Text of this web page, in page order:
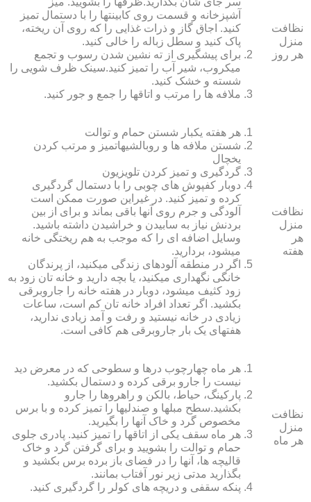
نظافت
منزل
هر روز
آشپزخانه و قسمت روی کابینت‏ها را با دستمال تمیز
کنید. اجاق گاز و ذرات غذایی را که روی آن ریخته،
پاک کنید و سطل زباله را خالی کنید.
برای پیشگیری از ته نشین شدن رسوب و تجمع
میکروب، شیر آب را تمیز کنید.سینک ظرف شویی را
شسته و خشک کنید.
ملافه‏ ها را مرتب و اتاق‏ها را جمع و جور کنید.
نظافت
منزل
هر
هفته
هر هفته یکبار شستن حمام و توالت
شستن ملافه‏ ها و روبالشی‎هاتمیز و مرتب کردن
یخچال
گردگیری و تمیز کردن تلویزیون
دوبار کفپوش‏ های چوبی را با دستمال گردگیری
کرده و تمیز کنید. در غیراین صورت ممکن است
آلودگی و جرم روی آنها باقی بماند و برای از بین
بردنش نیاز به سابیدن و خراشیدن داشته باشید.
وسایل اضافه ای را که موجب به هم ریختگی خانه
می‏شود، بردارید.
اگر در منطقه آلوده‏ای زندگی می‏کنید، از پرندگان
خانگی نگهداری می‏کنید، یا بچه دارید و خانه‏ تان زود به
زود کثیف می‏شود، دوبار در هفته خانه را جاروبرقی
بکشید. اگر تعداد افراد خانه ‏تان کم است، ساعات
زیادی در خانه نیستید و رفت و آمد زیادی ندارید،
هفته‏ای یک بار جاروبرقی هم کافی است.
نظافت
منزل
هر ماه
هر ماه چهارچوب درها و سطوحی که در معرض دید
نیست را جارو برقی کرده و دستمال بکشید.
پارکینگ، حیاط، بالکن و راهروها را جارو
بکشید.سطح مبل‏ها و صندلی‏ها را تمیز کرده و با برس
مخصوص گرد و خاک آنها را بگیرید.
هر ماه سقف یکی از اتاق‏ها را تمیز کنید. پادری جلوی
حمام و توالت را بشویید و برای گرفتن گرد و خاک
قالیچه‏ ها، آنها را در فضای باز برده برس بکشید و
بگذارید مدتی زیر نور آفتاب بمانند.
پنکه سقفی و دریچه‏ های کولر را گردگیری کنید.